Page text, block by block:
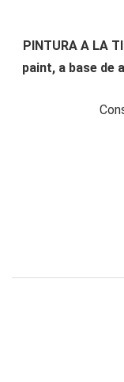
PINTURA A LA
paint, a base de